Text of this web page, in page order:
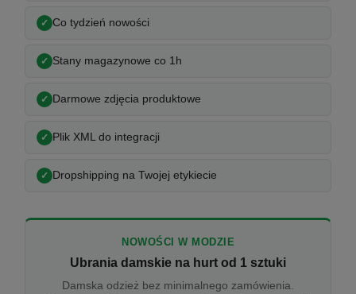
Co tydzień nowości
Stany magazynowe co 1h
Darmowe zdjęcia produktowe
Plik XML do integracji
Dropshipping na Twojej etykiecie
NOWOŚCI W MODZIE
Ubrania damskie na hurt od 1 sztuki
Damska odzież bez minimalnego zamówienia.